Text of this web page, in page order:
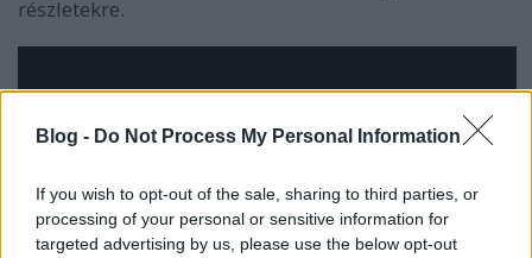
Blog - Do Not Process My Personal Information
If you wish to opt-out of the sale, sharing to third parties, or
processing of your personal or sensitive information for
targeted advertising by us, please use the below opt-out
részletekre.